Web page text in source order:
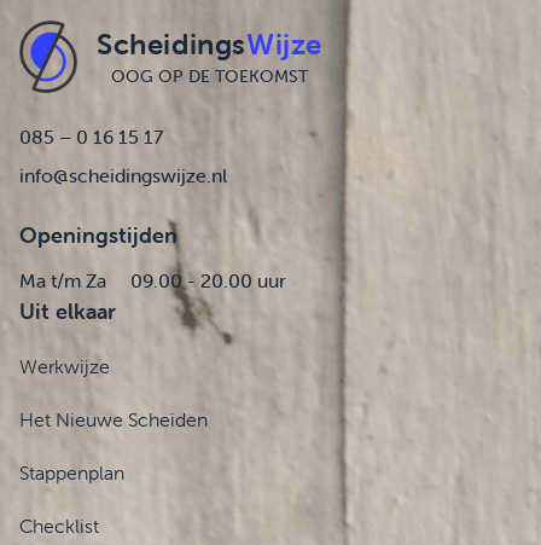
ScheidingsWijze
OOG OP DE TOEKOMST
085 – 0 16 15 17
info@scheidingswijze.nl
Openingstijden
Ma t/m Za 09.00 - 20.00 uur
Uit elkaar
Werkwijze
Het Nieuwe Scheiden
Stappenplan
Checklist